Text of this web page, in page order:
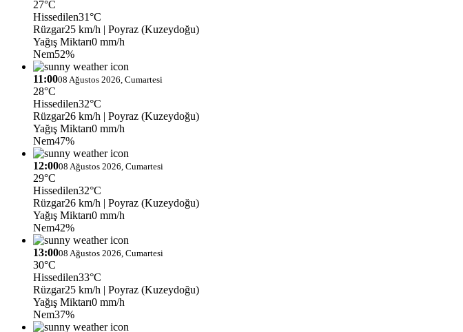
27°C
Hissedilen31°C
Rüzgar25 km/h | Poyraz (Kuzeydoğu)
Yağış Miktarı0 mm/h
Nem52%
11:0008 Ağustos 2026, Cumartesi
28°C
Hissedilen32°C
Rüzgar26 km/h | Poyraz (Kuzeydoğu)
Yağış Miktarı0 mm/h
Nem47%
12:0008 Ağustos 2026, Cumartesi
29°C
Hissedilen32°C
Rüzgar26 km/h | Poyraz (Kuzeydoğu)
Yağış Miktarı0 mm/h
Nem42%
13:0008 Ağustos 2026, Cumartesi
30°C
Hissedilen33°C
Rüzgar25 km/h | Poyraz (Kuzeydoğu)
Yağış Miktarı0 mm/h
Nem37%